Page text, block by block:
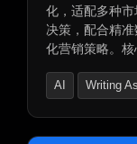
化，适配多种
决策，配合精
化营销策略。核
策略。同时提
AI Writing